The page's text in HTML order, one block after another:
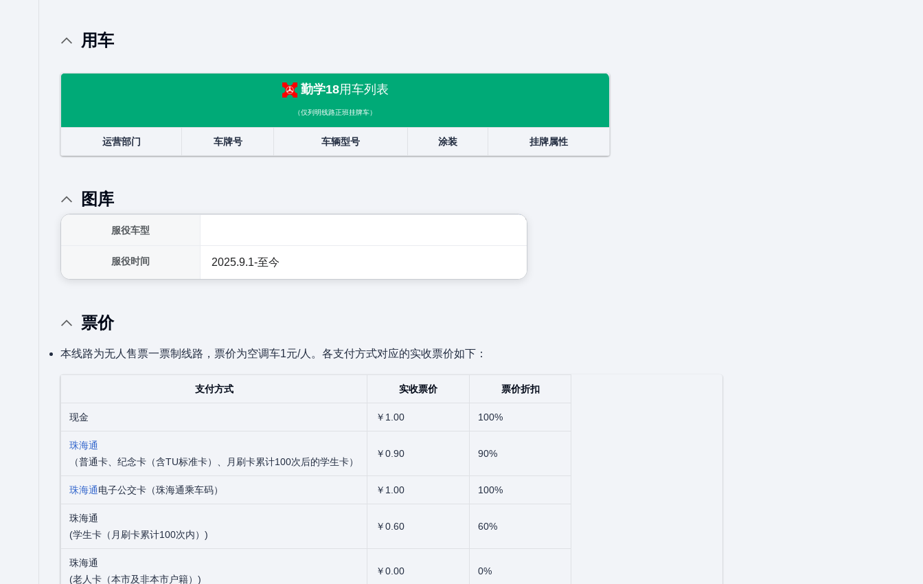
用车
勤学18用车列表
（仅列明线路正班挂牌车）
运营部门 车牌号 车辆型号 涂装 挂牌属性
图库
服役车型
服役时间 2025.9.1-至今
展开
票价
本线路为无人售票一票制线路，票价为空调车1元/人。各支付方式对应的实收票价如下：
支付方式 实收票价 票价折扣
现金 ￥1.00 100%
珠海通
（普通卡、纪念卡（含TU标准卡）、月刷卡累计100次后的学生卡）
￥0.90 90%
珠海通电子公交卡（珠海通乘车码） ￥1.00 100%
珠海通
(学生卡（月刷卡累计100次内）)
￥0.60 60%
珠海通
(老人卡（本市及非本市户籍）)
￥0.00 0%